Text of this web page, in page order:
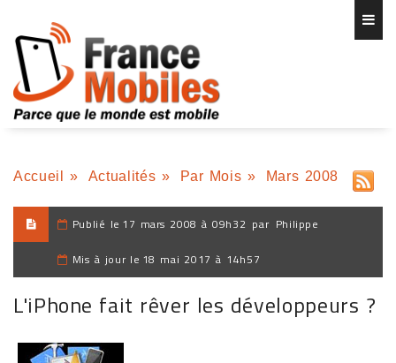
Accueil » Actualités » Par Mois » Mars 2008
Publié le 17 mars 2008 à 09h32 par Philippe
Mis à jour le 18 mai 2017 à 14h57
L'iPhone fait rêver les développeurs ?